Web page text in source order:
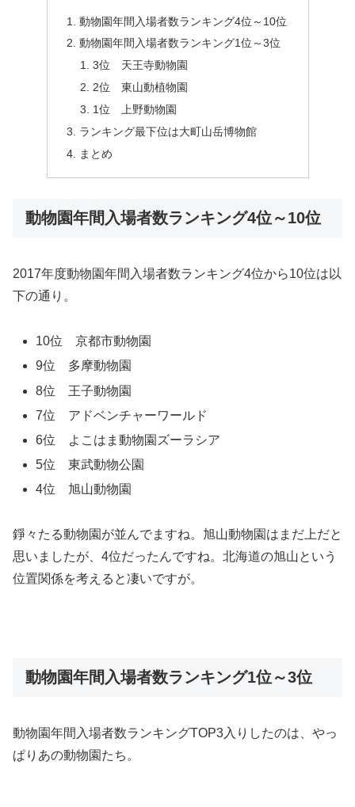
動物園年間入場者数ランキング4位～10位
動物園年間入場者数ランキング1位～3位
3位 天王寺動物園
2位 東山動植物園
1位 上野動物園
ランキング最下位は大町山岳博物館
まとめ
動物園年間入場者数ランキング4位～10位
2017年度動物園年間入場者数ランキング4位から10位は以
下の通り。
10位 京都市動物園
9位 多摩動物園
8位 王子動物園
7位 アドベンチャーワールド
6位 よこはま動物園ズーラシア
5位 東武動物公園
4位 旭山動物園
錚々たる動物園が並んでますね。旭山動物園はまだ上だと
思いましたが、4位だったんですね。北海道の旭山という
位置関係を考えると凄いですが。
動物園年間入場者数ランキング1位～3位
動物園年間入場者数ランキングTOP3入りしたのは、やっ
ぱりあの動物園たち。